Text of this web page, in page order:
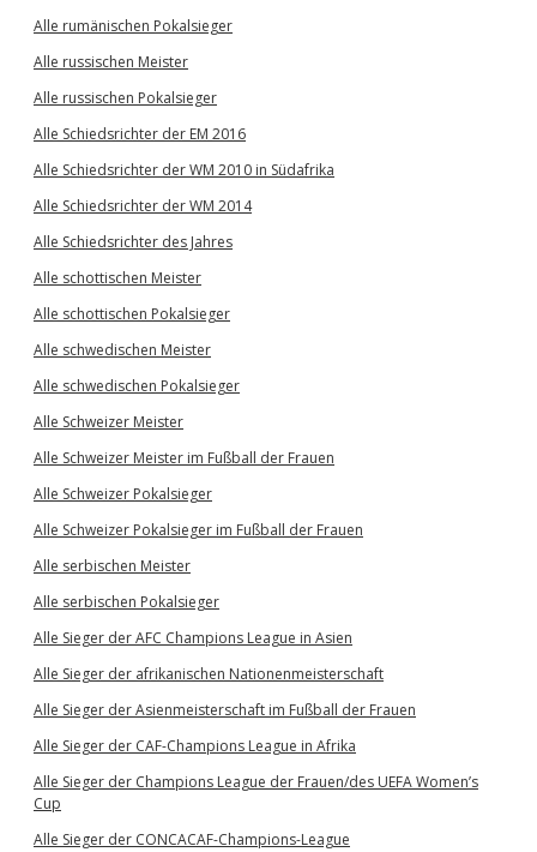
Alle rumänischen Pokalsieger
Alle russischen Meister
Alle russischen Pokalsieger
Alle Schiedsrichter der EM 2016
Alle Schiedsrichter der WM 2010 in Südafrika
Alle Schiedsrichter der WM 2014
Alle Schiedsrichter des Jahres
Alle schottischen Meister
Alle schottischen Pokalsieger
Alle schwedischen Meister
Alle schwedischen Pokalsieger
Alle Schweizer Meister
Alle Schweizer Meister im Fußball der Frauen
Alle Schweizer Pokalsieger
Alle Schweizer Pokalsieger im Fußball der Frauen
Alle serbischen Meister
Alle serbischen Pokalsieger
Alle Sieger der AFC Champions League in Asien
Alle Sieger der afrikanischen Nationenmeisterschaft
Alle Sieger der Asienmeisterschaft im Fußball der Frauen
Alle Sieger der CAF-Champions League in Afrika
Alle Sieger der Champions League der Frauen/des UEFA Women’s
Cup
Alle Sieger der CONCACAF-Champions-League